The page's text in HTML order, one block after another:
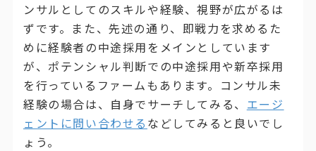
ンサルとしてのスキルや経験、視野が広がるは
ずです。また、先述の通り、即戦力を求めるた
めに経験者の中途採用をメインとしています
が、ポテンシャル判断での中途採用や新卒採用
を行っているファームもあります。コンサル未
経験の場合は、自身でサーチしてみる、 エージ
ェントに問い合わせる などしてみると良いでし
ょう。